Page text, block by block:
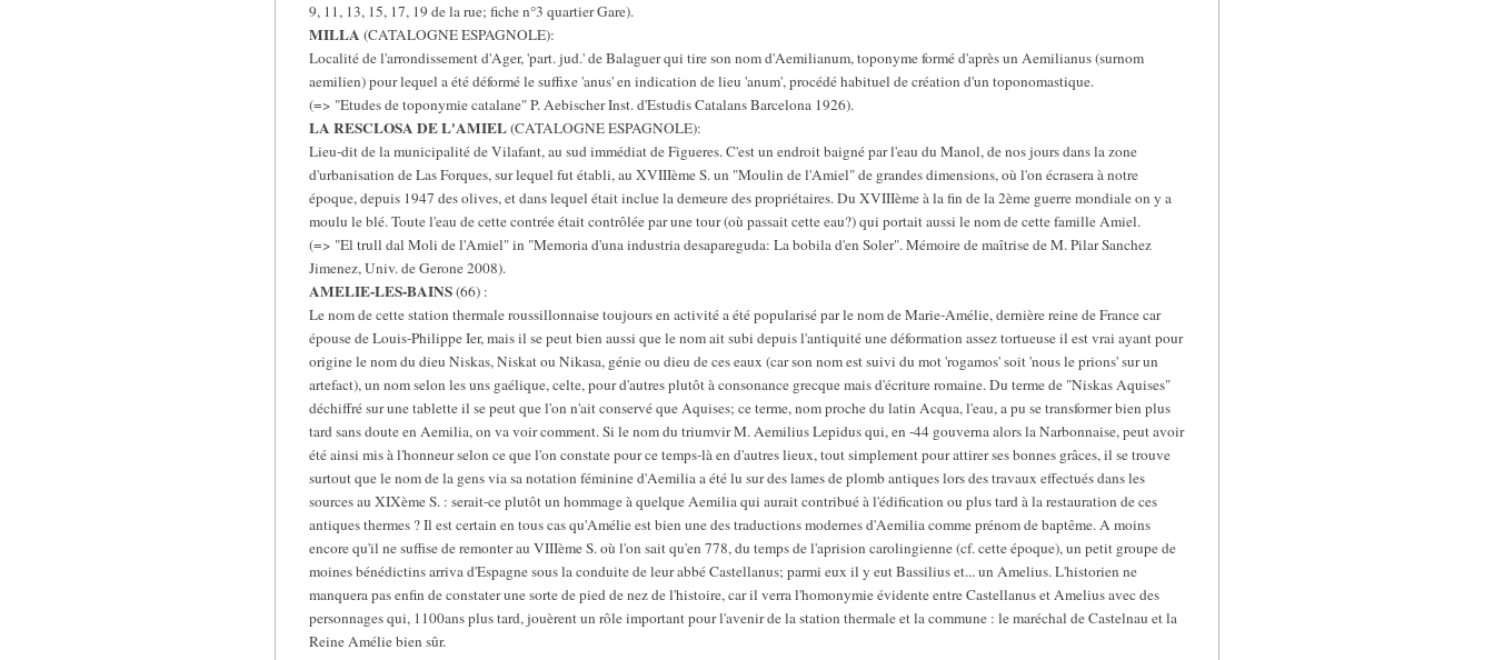
9, 11, 13, 15, 17, 19 de la rue; fiche n°3 quartier Gare).
MILLA (CATALOGNE ESPAGNOLE):
Localité de l'arrondissement d'Ager, 'part. jud.' de Balaguer qui tire son nom d'Aemilianum, toponyme formé d'après un Aemilianus (surnom
aemilien) pour lequel a été déformé le suffixe 'anus' en indication de lieu 'anum', procédé habituel de création d'un toponomastique.
(=> "Etudes de toponymie catalane" P. Aebischer Inst. d'Estudis Catalans Barcelona 1926).
LA RESCLOSA DE L'AMIEL(CATALOGNE ESPAGNOLE):
Lieu-dit de la municipalité de Vilafant, au sud immédiat de Figueres. C'est un endroit baigné par l'eau du Manol, de nos jours dans la zone
d'urbanisation de Las Forques, sur lequel fut établi, au XVIIIème S. un "Moulin de l'Amiel" de grandes dimensions, où l'on écrasera à notre
époque, depuis 1947 des olives, et dans lequel était inclue la demeure des propriétaires. Du XVIIIème à la fin de la 2ème guerre mondiale on y a
moulu le blé. Toute l'eau de cette contrée était contrôlée par une tour (où passait cette eau?) qui portait aussi le nom de cette famille Amiel.
(=> "El trull dal Moli de l'Amiel" in "Memoria d'una industria desapareguda: La bobila d'en Soler". Mémoire de maîtrise de M. Pilar Sanchez
Jimenez, Univ. de Gerone 2008).
AMELIE-LES-BAINS(66) :
Le nom de cette station thermale roussillonnaise toujours en activité a été popularisé par le nom de Marie-Amélie, dernière reine de France car
épouse de Louis-Philippe Ier, mais il se peut bien aussi que le nom ait subi depuis l'antiquité une déformation assez tortueuse il est vrai ayant pour
origine le nom du dieu Niskas, Niskat ou Nikasa, génie ou dieu de ces eaux (car son nom est suivi du mot 'rogamos' soit 'nous le prions' sur un
artefact), un nom selon les uns gaélique, celte, pour d'autres plutôt à consonance grecque mais d'écriture romaine. Du terme de "Niskas Aquises"
déchiffré sur une tablette il se peut que l'on n'ait conservé que Aquises; ce terme, nom proche du latin Acqua, l'eau, a pu se transformer bien plus
tard sans doute en Aemilia, on va voir comment. Si le nom du triumvir M. Aemilius Lepidus qui, en -44 gouverna alors la Narbonnaise, peut avoir
été ainsi mis à l'honneur selon ce que l'on constate pour ce temps-là en d'autres lieux, tout simplement pour attirer ses bonnes grâces, il se trouve
surtout que le nom de la gens via sa notation féminine d'Aemilia a été lu sur des lames de plomb antiques lors des travaux effectués dans les
sources au XIXème S. : serait-ce plutôt un hommage à quelque Aemilia qui aurait contribué à l'édification ou plus tard à la restauration de ces
antiques thermes ? Il est certain en tous cas qu'Amélie est bien une des traductions modernes d'Aemilia comme prénom de baptême. A moins
encore qu'il ne suffise de remonter au VIIIème S. où l'on sait qu'en 778, du temps de l'aprision carolingienne (cf. cette époque), un petit groupe de
moines bénédictins arriva d'Espagne sous la conduite de leur abbé Castellanus; parmi eux il y eut Bassilius et... un Amelius. L'historien ne
manquera pas enfin de constater une sorte de pied de nez de l'histoire, car il verra l'homonymie évidente entre Castellanus et Amelius avec des
personnages qui, 1100ans plus tard, jouèrent un rôle important pour l'avenir de la station thermale et la commune : le maréchal de Castelnau et la
Reine Amélie bien sûr.